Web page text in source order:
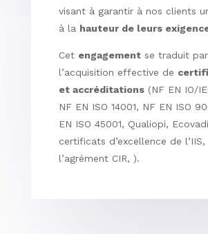
visant à garantir à nos clients
à la hauteur de leurs
Cet engagementse traduit par
l’acquisition effective de
et accréditations(NF EN IO/
NF EN ISO 14001, NF EN ISO
EN ISO 45001, Qualiopi,
certificats d’excellence de l’IIS,
l’agrément CIR, ).